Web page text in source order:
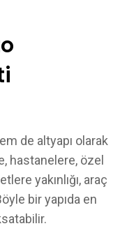
de altyapı olarak
hastanelere, özel
yakınlığı, araç
bir yapıda en